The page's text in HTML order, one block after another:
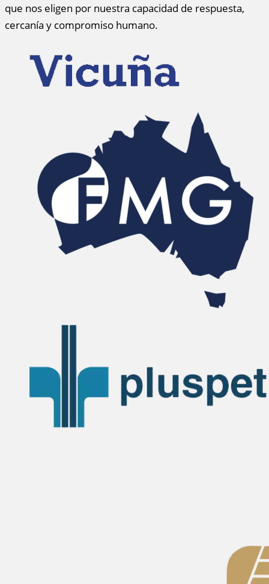
que nos eligen por nuestra capacidad de respuesta,
cercanía y compromiso humano.